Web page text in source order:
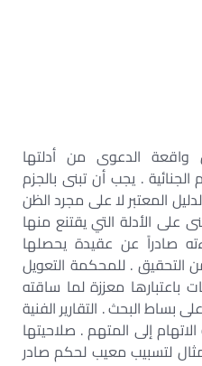
الدعوى من أدلتها
. يجب أن تبنى بالجزم
المعتبر لا على مجرد الظن
على الأدلة التي يقتنع منها
صادراً عن عقيدة يحصلها
. للمحكمة التعويل
باعتبارها معززة لما ساقته
بساط البحث . التقارير الفنية
إلى المتهم . صلاحيتها
لتسبيب معيب لحكم صادر